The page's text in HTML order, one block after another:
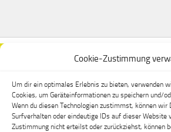
Cookie-Zustimmung
Um dir ein optimales Erlebnis zu bieten, verwenden
Cookies, um Geräteinformationen zu speichern und/
Wenn du diesen Technologien zustimmst, können wir
Surfverhalten oder eindeutige IDs auf dieser Website
Zustimmung nicht erteilst oder zurückziehst, können